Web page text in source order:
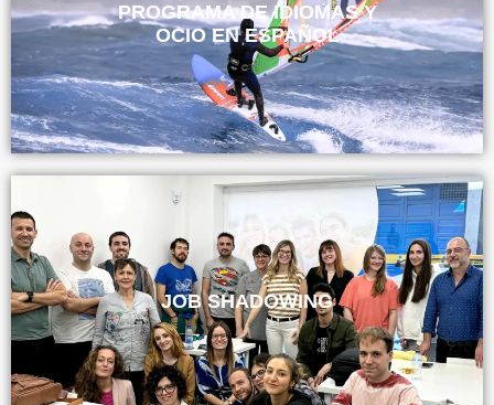
PROGRAMA DE IDIOMAS Y
OCIO EN ESPAÑOL
JOB SHADOWING